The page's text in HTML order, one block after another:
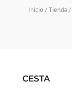
Inicio/Tienda/
CESTA